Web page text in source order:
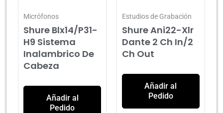
Micrófonos
Shure Blx14/P31-
H9 Sistema
Inalambrico De
Cabeza
Añadir al
Pedido
Estudios de Grabación
Shure Ani22-Xlr
Dante 2 Ch In/2
Ch Out
Añadir al
Pedido